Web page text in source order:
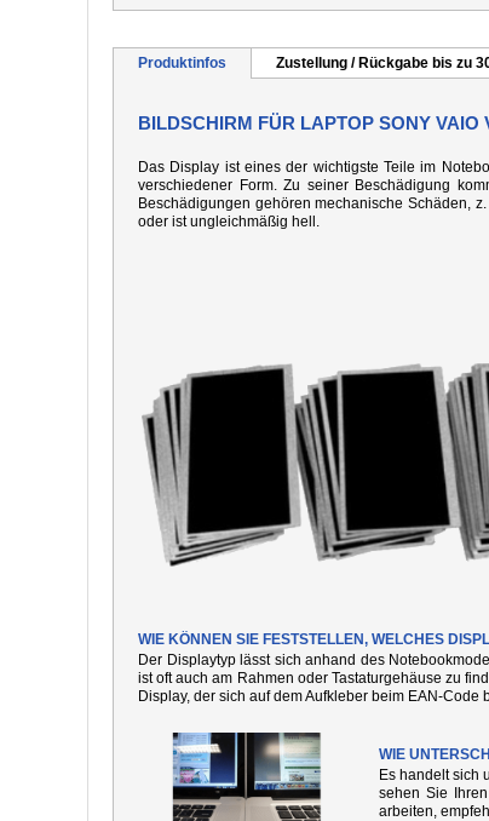
Produktinfos Zustellung / Rückgabe bis zu
BILDSCHIRM FÜR LAPTOP SONY VAIO
Das Display ist eines der wichtigste Teile im
verschiedener Form. Zu seiner Beschädigung
Beschädigungen gehören mechanische Schäden,
oder ist ungleichmäßig hell.
WIE KÖNNEN SIE FESTSTELLEN, WELCHES
Der Displaytyp lässt sich anhand des
ist oft auch am Rahmen oder Tastaturgehäuse zu
Display, der sich auf dem Aufkleber beim EAN-Code
WIE
Es handelt sich
sehen Sie
arbeiten,